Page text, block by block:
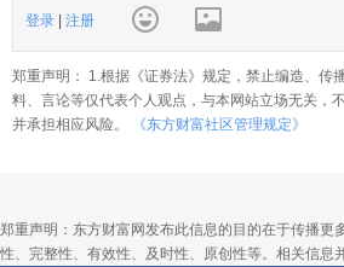
登录 注册
郑重声明： 1.根据《证券法》规定，禁止编造、传
料、言论等仅代表个人观点，与本网站立场无关，
并承担相应风险。
《东方财富社区管理规定》
郑重声明：东方财富网发布此信息的目的在于传播
性、完整性、有效性、及时性、原创性等。相关信